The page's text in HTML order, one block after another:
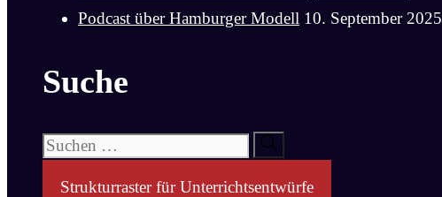
Podcast über Hamburger Modell 10. September 2025
Suche
Suchen
Strukturraster für Unterrichtsentwürfe